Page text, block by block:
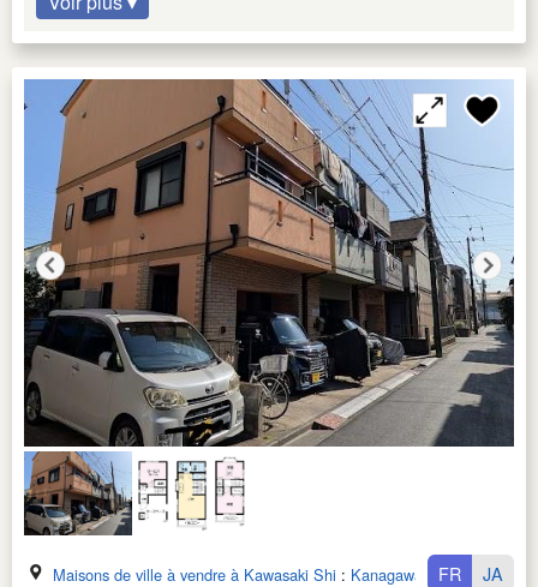
Maisons de ville à vendre à Kawasaki Shi : Kanagawa Ken
FR JA